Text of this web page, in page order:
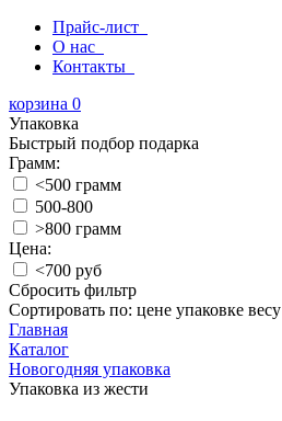
Прайс-лист
О нас
Контакты
корзина 0
Упаковка
Быстрый подбор подарка
Грамм:
<500 грамм
500-800
>800 грамм
Цена:
<700 руб
Сбросить фильтр
Сортировать по: цене упаковке весу
Главная
Каталог
Новогодняя упаковка
Упаковка из жести